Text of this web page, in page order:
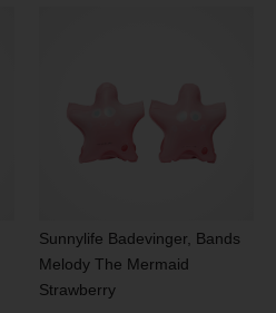
Sunnylife Badevinger, Bands
Melody The Mermaid
Strawberry